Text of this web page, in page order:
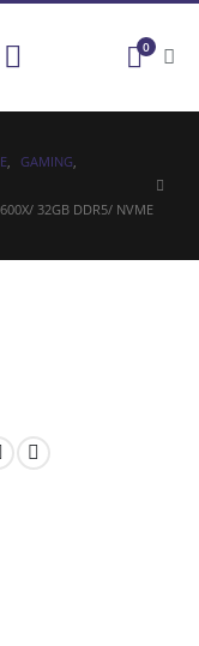
0
, GAMING,
32GB DDR5/ NVME